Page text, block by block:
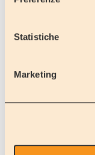
Statistiche
Marketing